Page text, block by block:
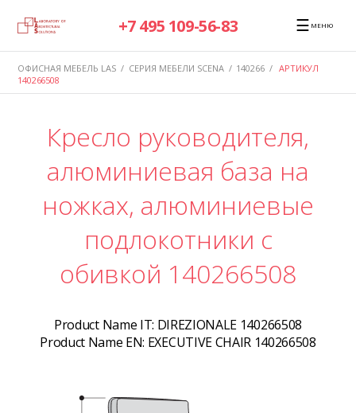
+7 495 109-56-83 ☰ МЕНЮ
ОФИСНАЯ МЕБЕЛЬ LAS / СЕРИЯ МЕБЕЛИ SCENA / 140266 / АРТИКУЛ
140266508
Кресло руководителя,
алюминиевая база на
ножках, алюминиевые
подлокотники с
обивкой 140266508
Product Name IT: DIREZIONALE 140266508
Product Name EN: EXECUTIVE CHAIR 140266508